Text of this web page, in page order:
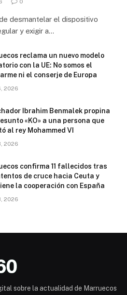
desmantelar el dispositivo
y exigir a…
reclama un nuevo modelo
con la UE: No somos el
ni el conserje de Europa
2026
Ibrahim Benmalek propina
«KO» a una persona que
al rey Mohammed VI
2026
confirma 11 fallecidos tras
de cruce hacia Ceuta y
la cooperación con España
2026
sobre la actualidad de Marruecos